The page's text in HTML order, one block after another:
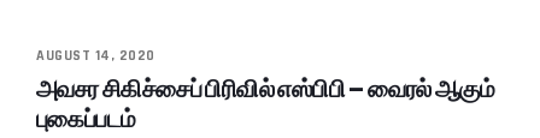
AUGUST 14, 2020
அவசர சிகிச்சைப் பிரிவில் எஸ்பிபி – வைரல் ஆகும்
புகைப்படம்